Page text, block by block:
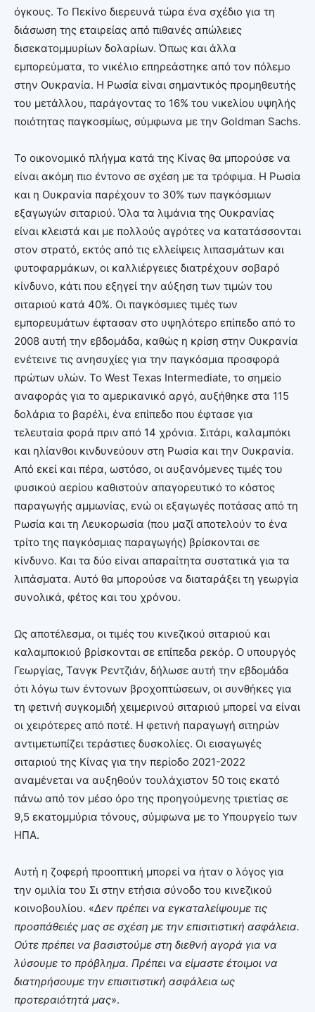
όγκους. Το Πεκίνο διερευνά τώρα ένα σχέδιο για τη
διάσωση της εταιρείας από πιθανές απώλειες
δισεκατομμυρίων δολαρίων. Όπως και άλλα
εμπορεύματα, το νικέλιο επηρεάστηκε από τον πόλεμο
στην Ουκρανία. Η Ρωσία είναι σημαντικός προμηθευτής
του μετάλλου, παράγοντας το 16% του νικελίου υψηλής
ποιότητας παγκοσμίως, σύμφωνα με την Goldman Sachs.
Το οικονομικό πλήγμα κατά της Κίνας θα μπορούσε να
είναι ακόμη πιο έντονο σε σχέση με τα τρόφιμα. Η Ρωσία
και η Ουκρανία παρέχουν το 30% των παγκόσμιων
εξαγωγών σιταριού. Όλα τα λιμάνια της Ουκρανίας
είναι κλειστά και με πολλούς αγρότες να κατατάσσονται
στον στρατό, εκτός από τις ελλείψεις λιπασμάτων και
φυτοφαρμάκων, οι καλλιέργειες διατρέχουν σοβαρό
κίνδυνο, κάτι που εξηγεί την αύξηση των τιμών του
σιταριού κατά 40%. Οι παγκόσμιες τιμές των
εμπορευμάτων έφτασαν στο υψηλότερο επίπεδο από το
2008 αυτή την εβδομάδα, καθώς η κρίση στην Ουκρανία
ενέτεινε τις ανησυχίες για την παγκόσμια προσφορά
πρώτων υλών. Το West Texas Intermediate, το σημείο
αναφοράς για το αμερικανικό αργό, αυξήθηκε στα 115
δολάρια το βαρέλι, ένα επίπεδο που έφτασε για
τελευταία φορά πριν από 14 χρόνια. Σιτάρι, καλαμπόκι
και ηλίανθοι κινδυνεύουν στη Ρωσία και την Ουκρανία.
Από εκεί και πέρα, ωστόσο, οι αυξανόμενες τιμές του
φυσικού αερίου καθιστούν απαγορευτικό το κόστος
παραγωγής αμμωνίας, ενώ οι εξαγωγές ποτάσας από τη
Ρωσία και τη Λευκορωσία (που μαζί αποτελούν το ένα
τρίτο της παγκόσμιας παραγωγής) βρίσκονται σε
κίνδυνο. Και τα δύο είναι απαραίτητα συστατικά για τα
λιπάσματα. Αυτό θα μπορούσε να διαταράξει τη γεωργία
συνολικά, φέτος και του χρόνου.
Ως αποτέλεσμα, οι τιμές του κινεζικού σιταριού και
καλαμποκιού βρίσκονται σε επίπεδα ρεκόρ. Ο υπουργός
Γεωργίας, Τανγκ Ρεντζιάν, δήλωσε αυτή την εβδομάδα
ότι λόγω των έντονων βροχοπτώσεων, οι συνθήκες για
τη φετινή συγκομιδή χειμερινού σιταριού μπορεί να είναι
οι χειρότερες από ποτέ. Η φετινή παραγωγή σιτηρών
αντιμετωπίζει τεράστιες δυσκολίες. Οι εισαγωγές
σιταριού της Κίνας για την περίοδο 2021-2022
αναμένεται να αυξηθούν τουλάχιστον 50 τοις εκατό
πάνω από τον μέσο όρο της προηγούμενης τριετίας σε
9,5 εκατομμύρια τόνους, σύμφωνα με το Υπουργείο των
ΗΠΑ.
Αυτή η ζοφερή προοπτική μπορεί να ήταν ο λόγος για
την ομιλία του Σι στην ετήσια σύνοδο του κινεζικού
κοινοβουλίου. «Δεν πρέπει να εγκαταλείψουμε τις
προσπάθειές μας σε σχέση με την επισιτιστική ασφάλεια.
Ούτε πρέπει να βασιστούμε στη διεθνή αγορά για να
λύσουμε το πρόβλημα. Πρέπει να είμαστε έτοιμοι να
διατηρήσουμε την επισιτιστική ασφάλεια ως
προτεραιότητά μας».